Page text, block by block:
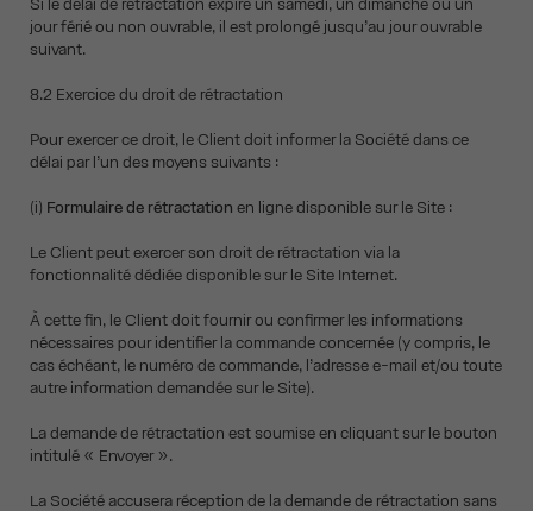
jour férié ou non ouvrable, il est prolongé jusqu’au jour ouvrable
suivant.
8.2 Exercice du droit de rétractation
Pour exercer ce droit, le Client doit informer la Société dans ce
délai par l’un des moyens suivants :
(i) Formulaire de rétractation en ligne disponible sur le Site :
Le Client peut exercer son droit de rétractation via la
fonctionnalité dédiée disponible sur le Site Internet.
À cette fin, le Client doit fournir ou confirmer les informations
nécessaires pour identifier la commande concernée (y compris, le
cas échéant, le numéro de commande, l’adresse e-mail et/ou toute
autre information demandée sur le Site).
La demande de rétractation est soumise en cliquant sur le bouton
intitulé « Envoyer ».
La Société accusera réception de la demande de rétractation sans